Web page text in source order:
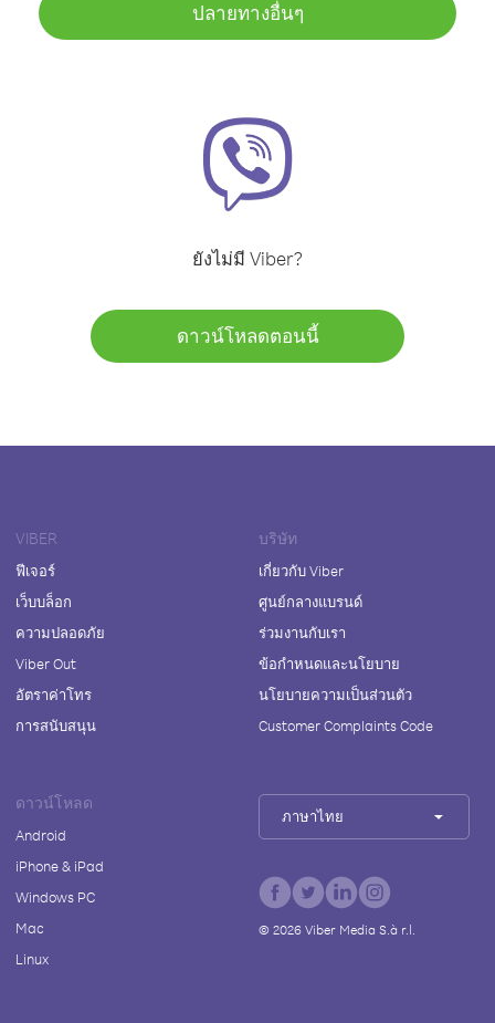
ปลายทางอื่นๆ
ยังไม่มี Viber?
ดาวน์โหลดตอนนี้
VIBER
ฟีเจอร์
เว็บบล็อก
ความปลอดภัย
Viber Out
อัตราค่าโทร
การสนับสนุน
บริษัท
เกี่ยวกับ Viber
ศูนย์กลางแบรนด์
ร่วมงานกับเรา
ข้อกำหนดและนโยบาย
นโยบายความเป็นส่วนตัว
Customer Complaints Code
ดาวน์โหลด
Android
iPhone & iPad
Windows PC
Mac
Linux
ภาษาไทย
© 2026Viber Media S.à r.l.